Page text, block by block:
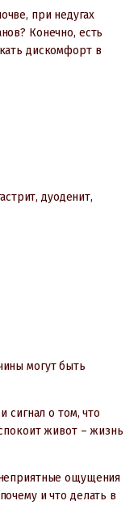
при недугах
Конечно, есть
дискомфорт в
дуоденит,
могут быть
сигнал о том, что
живот – жизнь
ощущения
и что делать в